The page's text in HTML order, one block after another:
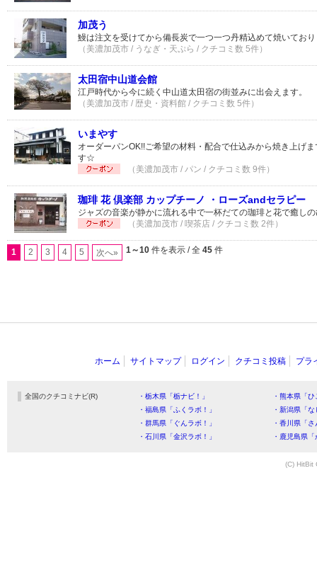
加茂う
鰻は注文を受けてから備長炭で一つ一つ丹精込めて焼いてお
（美濃加茂市 / うなぎ・天ぷら / クチコミ数 5件）
太田宿中山道会館
江戸時代から今に続く中山道太田宿の街並みに出会えます。
（美濃加茂市 / 歴史・資料館 / クチコミ数 5件）
いまやす
オーダーパンOK!!ご希望の材料・配合で仕込みから焼き上げ
す☆
（美濃加茂市 / パン / クチコミ数 9件）
珈琲 花 倶楽部 カップチーノ ・ローズandセラピー
ジャズの音楽が静かに流れる中で一杯だての珈琲と花で癒し
（美濃加茂市 / 喫茶店 / クチコミ数 2件）
1 2 3 4 5 次へ» 1～10 件を表示 / 全 45 件
ホーム サイトマップ ログイン クチコミ投稿 プラ
全国のクチコミナビ(R) ・栃木県「栃ナビ！」
・熊本県「
・福島県「ふくラボ！」
・新潟県「
・群馬県「ぐんラボ！」
・香川県「
・石川県「金沢ラボ！」
・鹿児島県
(C) HitBit